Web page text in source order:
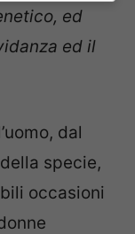
ed
ed il
dal
specie,
occasioni